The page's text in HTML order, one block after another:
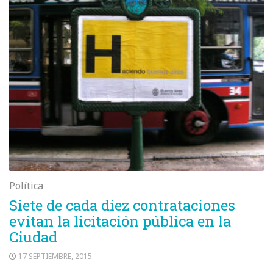
Política
Siete de cada diez contrataciones
evitan la licitación pública en la
Ciudad
17 SEPTIEMBRE, 2015